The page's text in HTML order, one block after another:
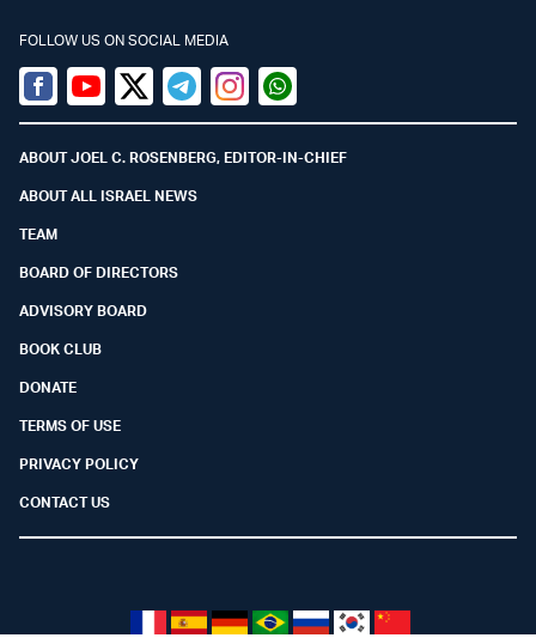
FOLLOW US ON SOCIAL MEDIA
Facebook
YoutubeTwitter (X)
TelegramInstagramWhatsapp
ABOUT JOEL C. ROSENBERG, EDITOR-IN-CHIEF
ABOUT ALL ISRAEL NEWS
TEAM
BOARD OF DIRECTORS
ADVISORY BOARD
BOOK CLUB
DONATE
TERMS OF USE
PRIVACY POLICY
CONTACT US